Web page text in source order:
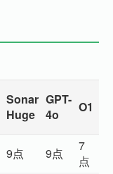
Sonar
Huge
GPT-
4o
O1
9点 9点
7
点